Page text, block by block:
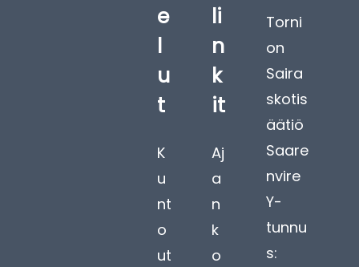
e
l
u
t
K
u
nt
o
ut
li
n
k
it
Aj
a
n
k
o
Torni
on
Saira
skotis
äätiö
Saare
nvire
Y-
tunnu
s: